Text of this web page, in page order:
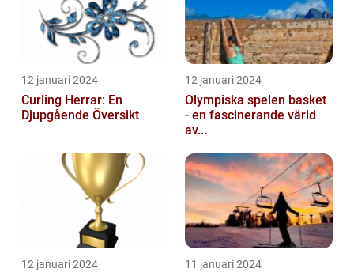
12 januari 2024
Curling Herrar: En
Djupgående Översikt
12 januari 2024
Olympiska spelen basket
- en fascinerande värld
av...
12 januari 2024 11 januari 2024